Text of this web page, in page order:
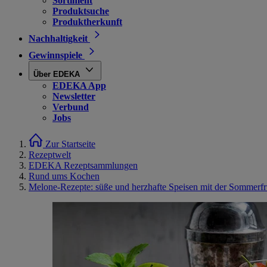
Produktsuche
Produktherkunft
Nachhaltigkeit
Gewinnspiele
Über EDEKA
EDEKA App
Newsletter
Verbund
Jobs
Zur Startseite
Rezeptwelt
EDEKA Rezeptsammlungen
Rund ums Kochen
Melone-Rezepte: süße und herzhafte Speisen mit der